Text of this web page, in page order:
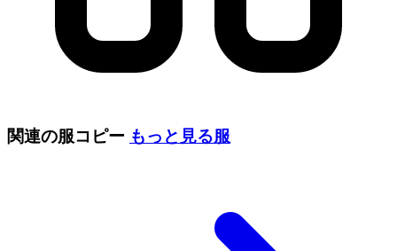
関連の服コピー もっと見る服